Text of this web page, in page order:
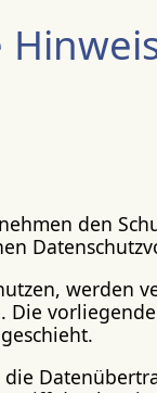
den
werden